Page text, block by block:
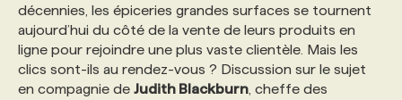
INITIATIVES NUMÉRIQUES
PRIX ET DISTINCTIONS
MARKETING DURABLE
GEO/SEO
ANNONCEZ AVEC NOUS
PROFIL ENTREPRISE
FAQ
PROFIL CANDIDAT
ANNONCEZ AVEC NOUS
NOS PARCOURS DE FORMATIONS
FORMATIONS PERSONNALISÉES
SERVICE DE CHASSE DE TÊTE
NOS TARIFS
décennies, les épiceries grandes surfaces se tournent
aujourd’hui du côté de la vente de leurs produits en
ligne pour rejoindre une plus vaste clientèle. Mais les
clics sont-ils au rendez-vous ? Discussion sur le sujet
en compagnie de Judith Blackburn , cheffe des